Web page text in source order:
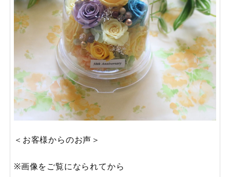
＜お客様からのお声＞
※画像をご覧になられてから